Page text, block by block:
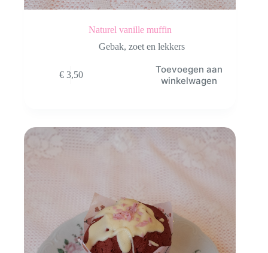
Naturel vanille muffin
Gebak,zoet en lekkers
€3,50
Toevoegen aan
winkelwagen